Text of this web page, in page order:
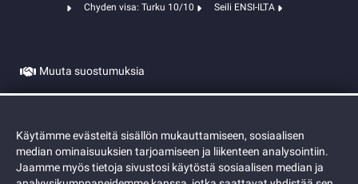
Chyden visa: Turku 10/10
Seili ENSI-ILTA
Muuta suostumuksia
Evästeet
Käytämme evästeitä sisällön mukauttamiseen, sosiaalisen
median ominaisuuksien tarjoamiseen ja liikenteen analysointiin.
Jaamme myös tietoja sivustosi käytöstä sosiaalisen median ja